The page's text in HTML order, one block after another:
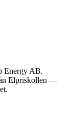
Energy AB.
Elpriskollen —